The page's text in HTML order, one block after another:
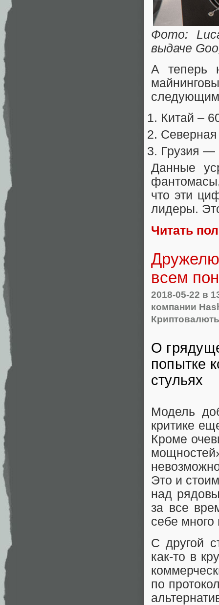
Фото:
выдаче
А теперь
Китай –
Грузия —
Данные
что эти
лидеры.
Читать
всем
2018-05-22 в
компании
О
попытке
стульях
Модель
критике
Кроме
Это и
над
за все
себе много
С другой
как-то в
по